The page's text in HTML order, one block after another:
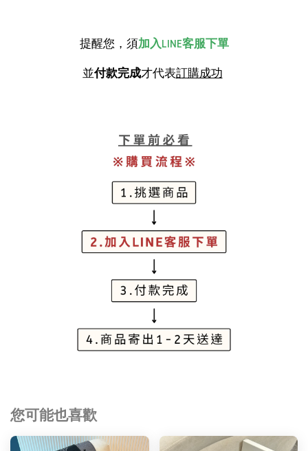
提醒您，須加入LINE客服下單
並付款完成才代表訂購成功
您可能也喜歡